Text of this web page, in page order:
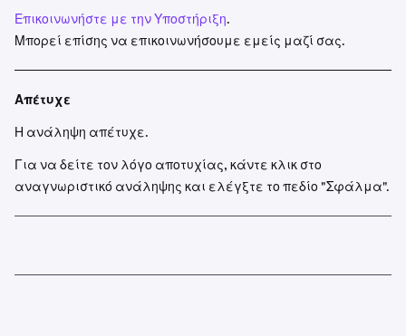
Επικοινωνήστε με την Υποστήριξη.
Μπορεί επίσης να επικοινωνήσουμε εμείς μαζί σας.
Απέτυχε
Η ανάληψη απέτυχε.
Για να δείτε τον λόγο αποτυχίας, κάντε κλικ στο
αναγνωριστικό ανάληψης και ελέγξτε το πεδίο "Σφάλμα".